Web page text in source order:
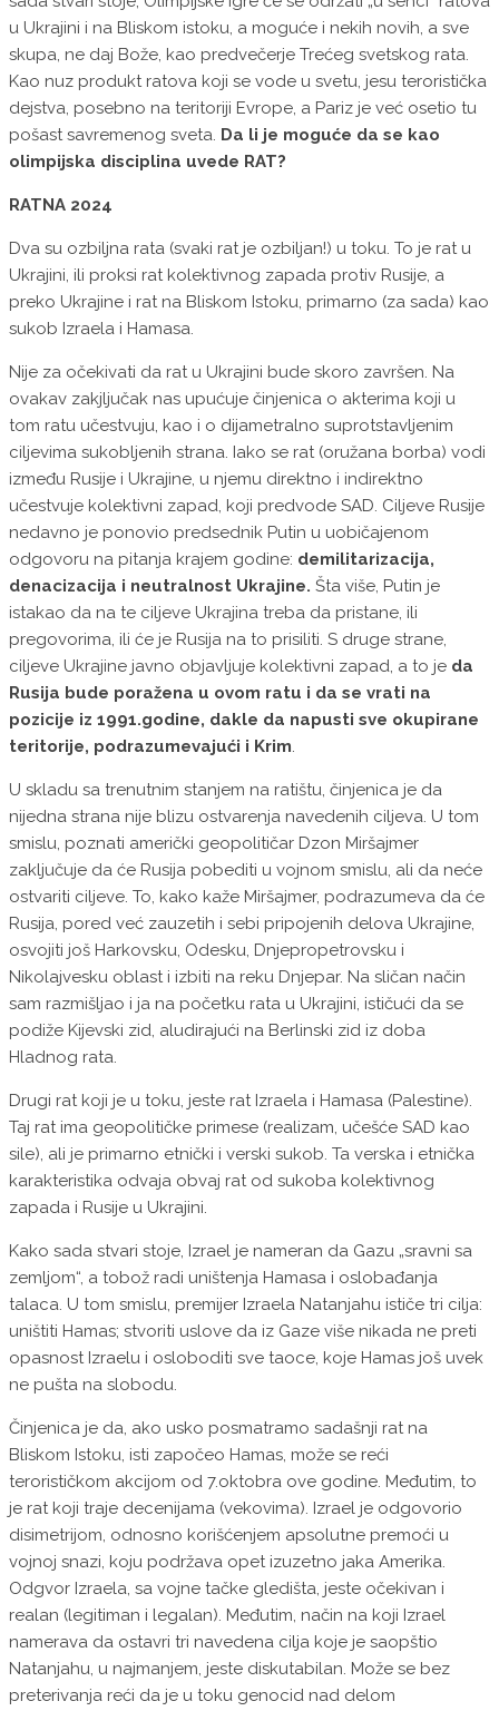
u Ukrajini i na Bliskom istoku, a moguće i nekih novih, a sve
skupa, ne daj Bože, kao predvečerje Trećeg svetskog rata.
Kao nuz produkt ratova koji se vode u svetu, jesu teroristička
dejstva, posebno na teritoriji Evrope, a Pariz je već osetio tu
pošast savremenog sveta. Da li je moguće da se kao
olimpijska disciplina uvede RAT?
RATNA 2024
Dva su ozbiljna rata (svaki rat je ozbiljan!) u toku. To je rat u
Ukrajini, ili proksi rat kolektivnog zapada protiv Rusije, a
preko Ukrajine i rat na Bliskom Istoku, primarno (za sada) kao
sukob Izraela i Hamasa.
Nije za očekivati da rat u Ukrajini bude skoro završen. Na
ovakav zakjljučak nas upućuje činjenica o akterima koji u
tom ratu učestvuju, kao i o dijametralno suprotstavljenim
ciljevima sukobljenih strana. Iako se rat (oružana borba) vodi
između Rusije i Ukrajine, u njemu direktno i indirektno
učestvuje kolektivni zapad, koji predvode SAD. Ciljeve Rusije
nedavno je ponovio predsednik Putin u uobičajenom
odgovoru na pitanja krajem godine: demilitarizacija,
denacizacija i neutralnost Ukrajine. Šta više, Putin je
istakao da na te ciljeve Ukrajina treba da pristane, ili
pregovorima, ili će je Rusija na to prisiliti. S druge strane,
ciljeve Ukrajine javno objavljuje kolektivni zapad, a to je da
Rusija bude poražena u ovom ratu i da se vrati na
pozicije iz 1991.godine, dakle da napusti sve okupirane
teritorije, podrazumevajući i Krim.
U skladu sa trenutnim stanjem na ratištu, činjenica je da
nijedna strana nije blizu ostvarenja navedenih ciljeva. U tom
smislu, poznati američki geopolitičar Dzon Miršajmer
zaključuje da će Rusija pobediti u vojnom smislu, ali da neće
ostvariti ciljeve. To, kako kaže Miršajmer, podrazumeva da će
Rusija, pored već zauzetih i sebi pripojenih delova Ukrajine,
osvojiti još Harkovsku, Odesku, Dnjepropetrovsku i
Nikolajvesku oblast i izbiti na reku Dnjepar. Na sličan način
sam razmišljao i ja na početku rata u Ukrajini, ističući da se
podiže Kijevski zid, aludirajući na Berlinski zid iz doba
Hladnog rata.
Drugi rat koji je u toku, jeste rat Izraela i Hamasa (Palestine).
Taj rat ima geopolitičke primese (realizam, učešće SAD kao
sile), ali je primarno etnički i verski sukob. Ta verska i etnička
karakteristika odvaja obvaj rat od sukoba kolektivnog
zapada i Rusije u Ukrajini.
Kako sada stvari stoje, Izrael je nameran da Gazu „sravni sa
zemljom“, a tobož radi uništenja Hamasa i oslobađanja
talaca. U tom smislu, premijer Izraela Natanjahu ističe tri cilja:
uništiti Hamas; stvoriti uslove da iz Gaze više nikada ne preti
opasnost Izraelu i osloboditi sve taoce, koje Hamas još uvek
ne pušta na slobodu.
Činjenica je da, ako usko posmatramo sadašnji rat na
Bliskom Istoku, isti započeo Hamas, može se reći
terorističkom akcijom od 7.oktobra ove godine. Međutim, to
je rat koji traje decenijama (vekovima). Izrael je odgovorio
disimetrijom, odnosno korišćenjem apsolutne premoći u
vojnoj snazi, koju podržava opet izuzetno jaka Amerika.
Odgvor Izraela, sa vojne tačke gledišta, jeste očekivan i
realan (legitiman i legalan). Međutim, način na koji Izrael
namerava da ostavri tri navedena cilja koje je saopštio
Natanjahu, u najmanjem, jeste diskutabilan. Može se bez
preterivanja reći da je u toku genocid nad delom